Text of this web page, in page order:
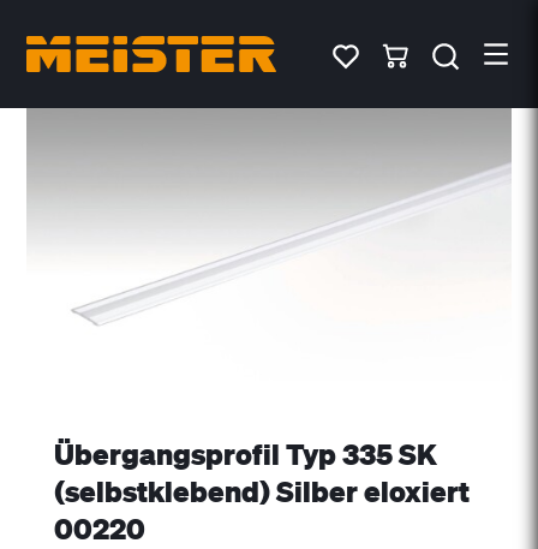
Übergangsprofil Typ 335 SK
(selbstklebend) Silber eloxiert
00220